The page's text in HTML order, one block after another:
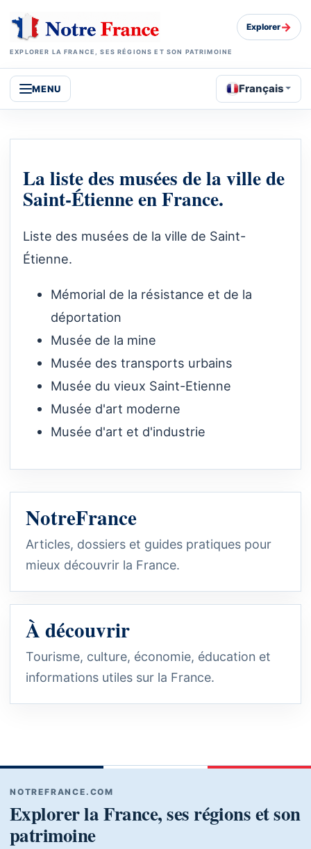
EXPLORER LA FRANCE, SES RÉGIONS ET SON PATRIMOINE
Explorer→
MENU Français
La liste des musées de la ville de
Saint-Étienne en France.
Liste des musées de la ville de Saint-
Étienne.
Mémorial de la résistance et de la
déportation
Musée de la mine
Musée des transports urbains
Musée du vieux Saint-Etienne
Musée d'art moderne
Musée d'art et d'industrie
NotreFrance
Articles, dossiers et guides pratiques pour
mieux découvrir la France.
À découvrir
Tourisme, culture, économie, éducation et
informations utiles sur la France.
NOTREFRANCE.COM
Explorer la France, ses régions et son
patrimoine